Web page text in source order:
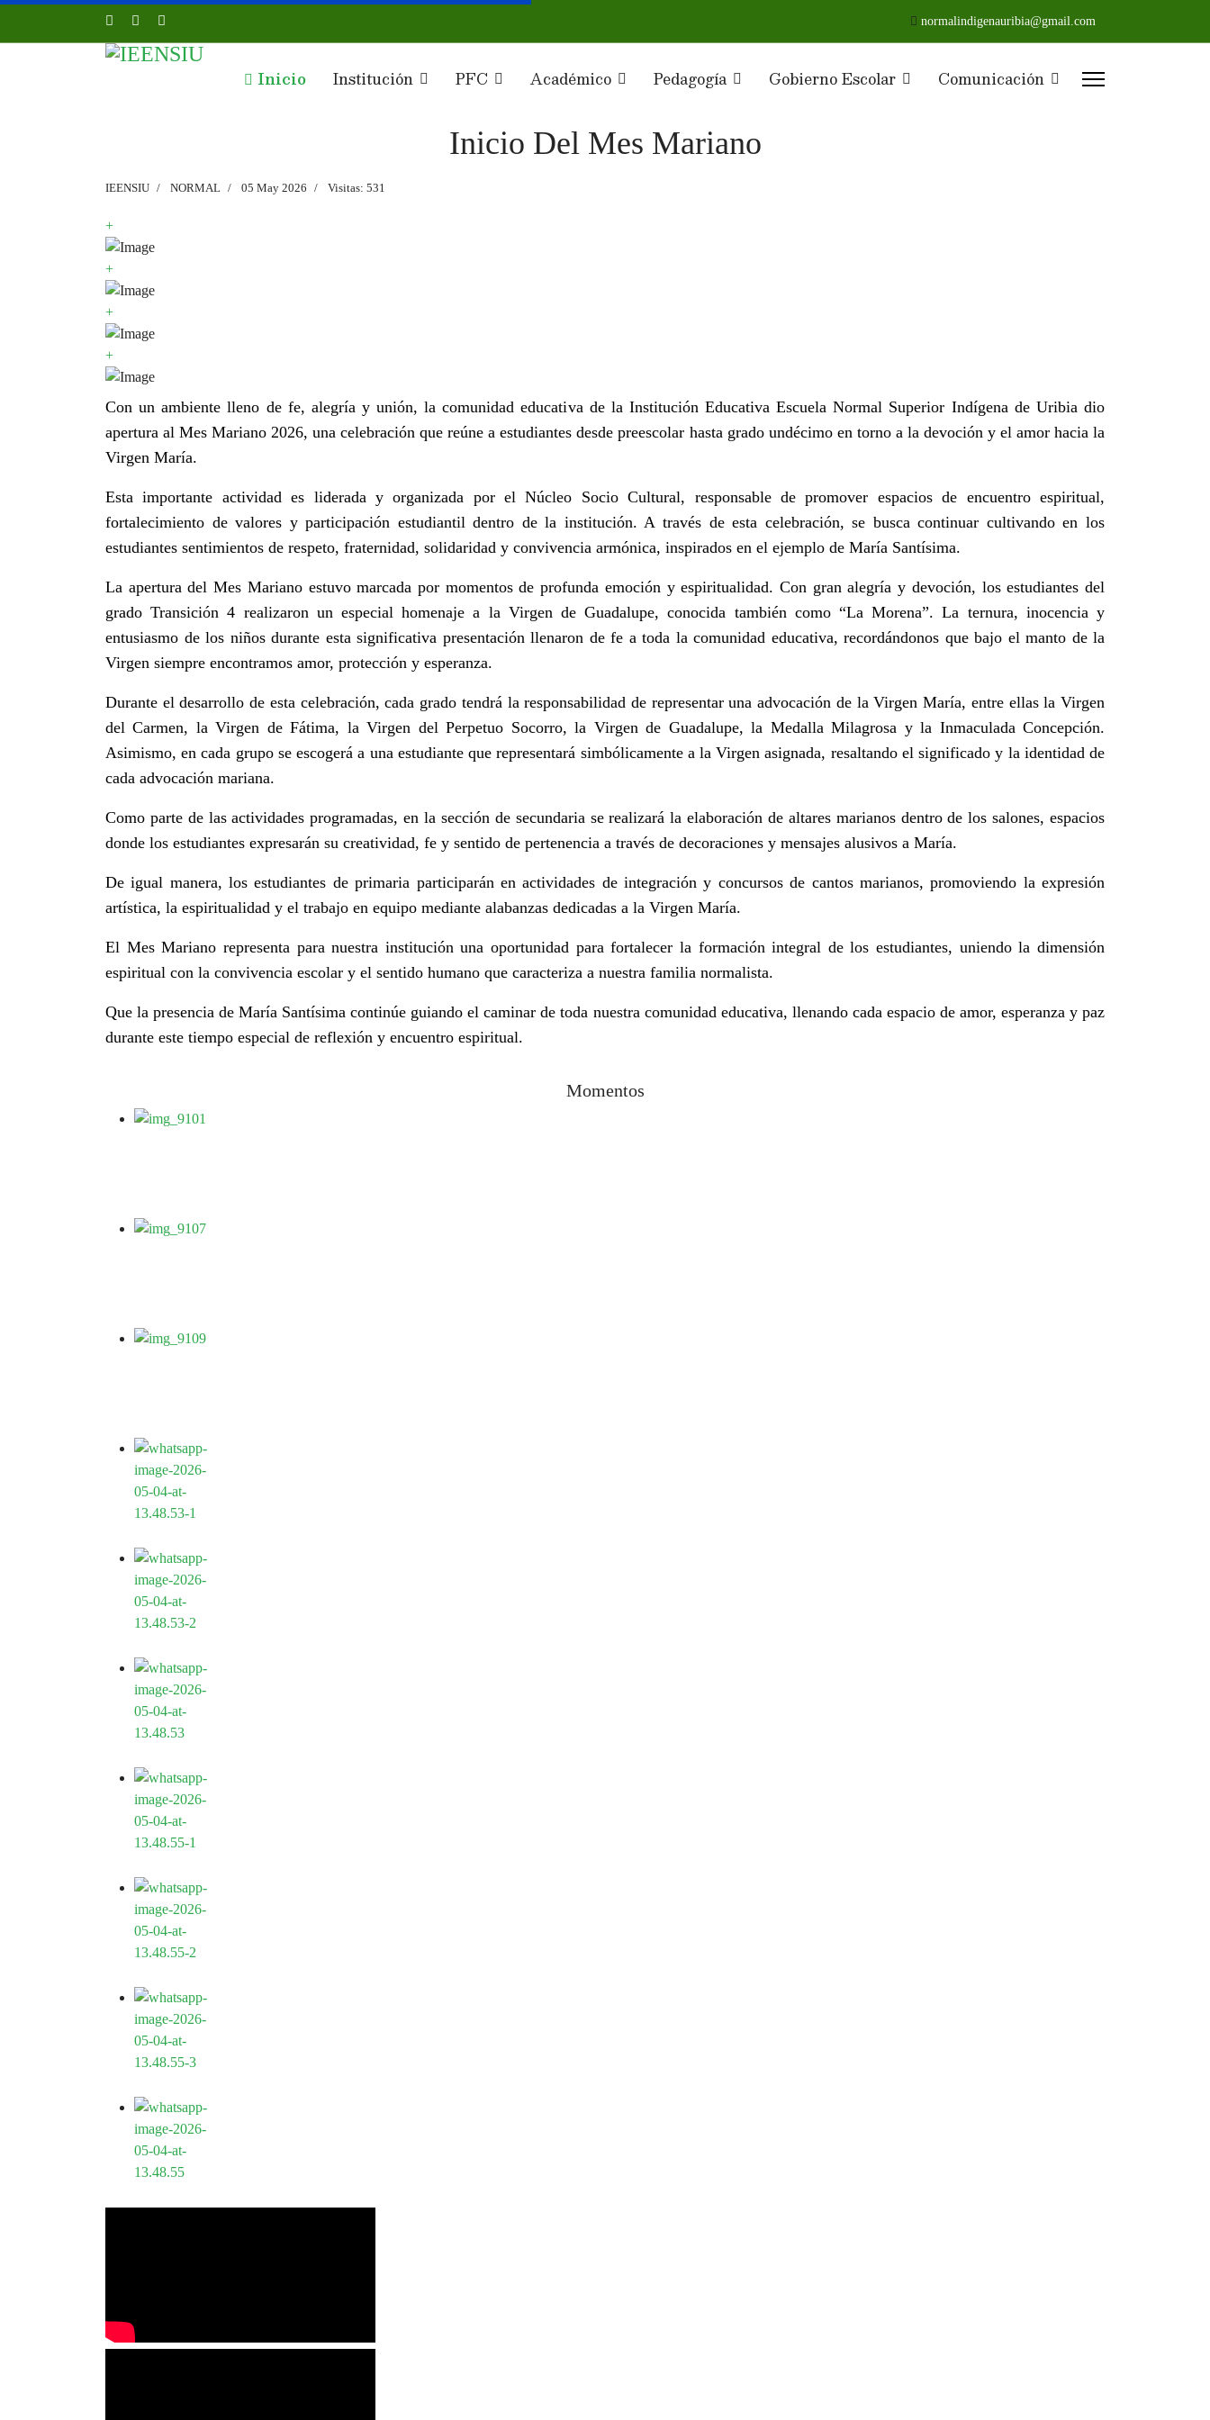
normalindigenauribia@gmail.com
Inicio Institución PFC Académico Pedagogía Gobierno Escolar Comunicación
Inicio Del Mes Mariano
IEENSIU NORMAL 05 May 2026 Visitas: 531
+
+
+
+
Con un ambiente lleno de fe, alegría y unión, la comunidad educativa de la Institución Educativa Escuela Normal Superior Indígena de Uribia dio
apertura al Mes Mariano 2026, una celebración que reúne a estudiantes desde preescolar hasta grado undécimo en torno a la devoción y el amor hacia la
Virgen María.
Esta importante actividad es liderada y organizada por el Núcleo Socio Cultural, responsable de promover espacios de encuentro espiritual,
fortalecimiento de valores y participación estudiantil dentro de la institución. A través de esta celebración, se busca continuar cultivando en los
estudiantes sentimientos de respeto, fraternidad, solidaridad y convivencia armónica, inspirados en el ejemplo de María Santísima.
La apertura del Mes Mariano estuvo marcada por momentos de profunda emoción y espiritualidad. Con gran alegría y devoción, los estudiantes del
grado Transición 4 realizaron un especial homenaje a la Virgen de Guadalupe, conocida también como “La Morena”. La ternura, inocencia y
entusiasmo de los niños durante esta significativa presentación llenaron de fe a toda la comunidad educativa, recordándonos que bajo el manto de la
Virgen siempre encontramos amor, protección y esperanza.
Durante el desarrollo de esta celebración, cada grado tendrá la responsabilidad de representar una advocación de la Virgen María, entre ellas la Virgen
del Carmen, la Virgen de Fátima, la Virgen del Perpetuo Socorro, la Virgen de Guadalupe, la Medalla Milagrosa y la Inmaculada Concepción.
Asimismo, en cada grupo se escogerá a una estudiante que representará simbólicamente a la Virgen asignada, resaltando el significado y la identidad de
cada advocación mariana.
Como parte de las actividades programadas, en la sección de secundaria se realizará la elaboración de altares marianos dentro de los salones, espacios
donde los estudiantes expresarán su creatividad, fe y sentido de pertenencia a través de decoraciones y mensajes alusivos a María.
De igual manera, los estudiantes de primaria participarán en actividades de integración y concursos de cantos marianos, promoviendo la expresión
artística, la espiritualidad y el trabajo en equipo mediante alabanzas dedicadas a la Virgen María.
El Mes Mariano representa para nuestra institución una oportunidad para fortalecer la formación integral de los estudiantes, uniendo la dimensión
espiritual con la convivencia escolar y el sentido humano que caracteriza a nuestra familia normalista.
Que la presencia de María Santísima continúe guiando el caminar de toda nuestra comunidad educativa, llenando cada espacio de amor, esperanza y paz
durante este tiempo especial de reflexión y encuentro espiritual.
Momentos